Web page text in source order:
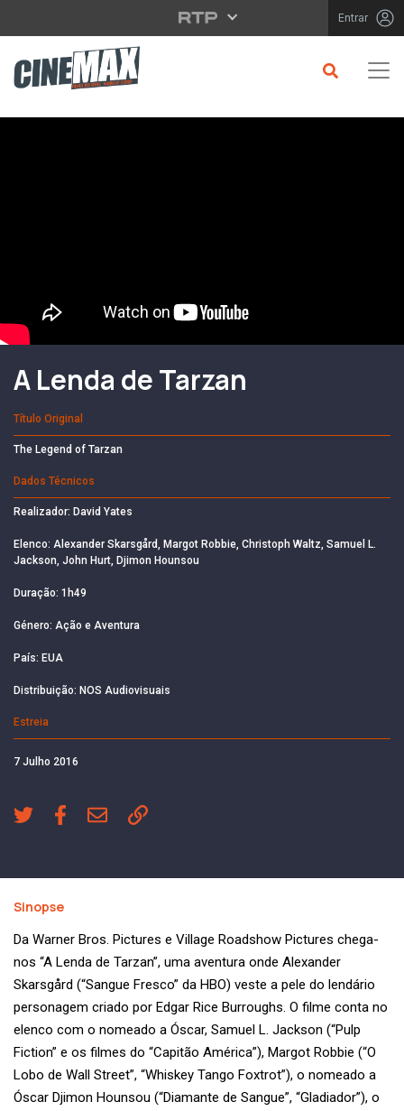
Saltar para o conteúdo principal Entrar
Filme em Cartaz
A Lenda de Tarzan
Título Original
The Legend of Tarzan
Dados Técnicos
Realizador: David Yates
Elenco: Alexander Skarsgård, Margot Robbie, Christoph Waltz, Samuel L.
Jackson, John Hurt, Djimon Hounsou
Duração: 1h49
Género: Ação e Aventura
País: EUA
Distribuição: NOS Audiovisuais
Estreia
7 Julho 2016
Sinopse
Da Warner Bros. Pictures e Village Roadshow Pictures chega-
nos “A Lenda de Tarzan”, uma aventura onde Alexander
Skarsgård (“Sangue Fresco” da HBO) veste a pele do lendário
personagem criado por Edgar Rice Burroughs. O filme conta no
elenco com o nomeado a Óscar, Samuel L. Jackson (“Pulp
Fiction” e os filmes do “Capitão América”), Margot Robbie (“O
Lobo de Wall Street”, “Whiskey Tango Foxtrot”), o nomeado a
Óscar Djimon Hounsou (“Diamante de Sangue”, “Gladiador”), o